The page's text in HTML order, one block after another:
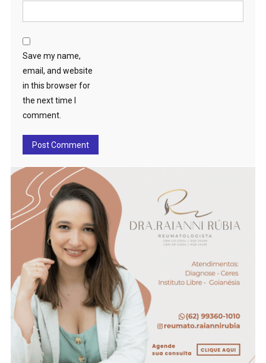
Save my name,
email, and website
in this browser for
the next time I
comment.